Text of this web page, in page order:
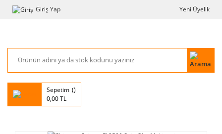
Giriş Yap Yeni Üyelik
Sepetim
0,00 TL